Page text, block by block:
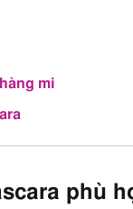
mi
phù